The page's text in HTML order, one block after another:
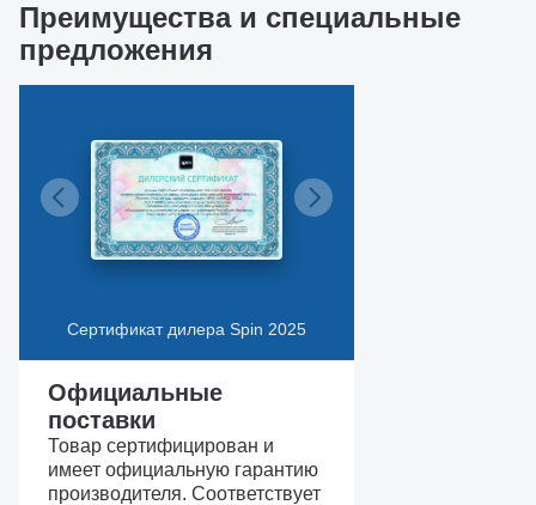
Преимущества и специальные
предложения
Сертификат дилера Spin 2025
Официальные
поставки
Товар сертифицирован и
имеет официальную гарантию
производителя. Соответствует